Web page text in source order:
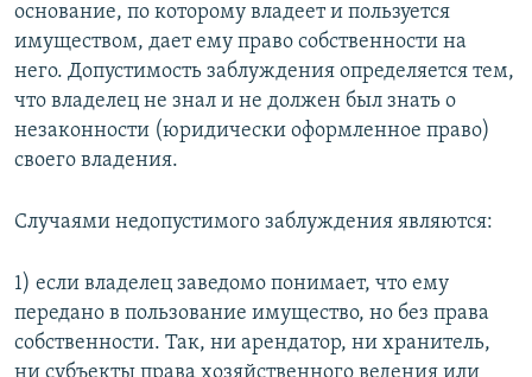
основание, по которому владеет и пользуется
имуществом, дает ему право собственности на
него. Допустимость заблуждения определяется тем,
что владелец не знал и не должен был знать о
незаконности (юридически оформленное право)
своего владения.
Случаями недопустимого заблуждения являются:
1) если владелец заведомо понимает, что ему
передано в пользование имущество, но без права
собственности. Так, ни арендатор, ни хранитель,